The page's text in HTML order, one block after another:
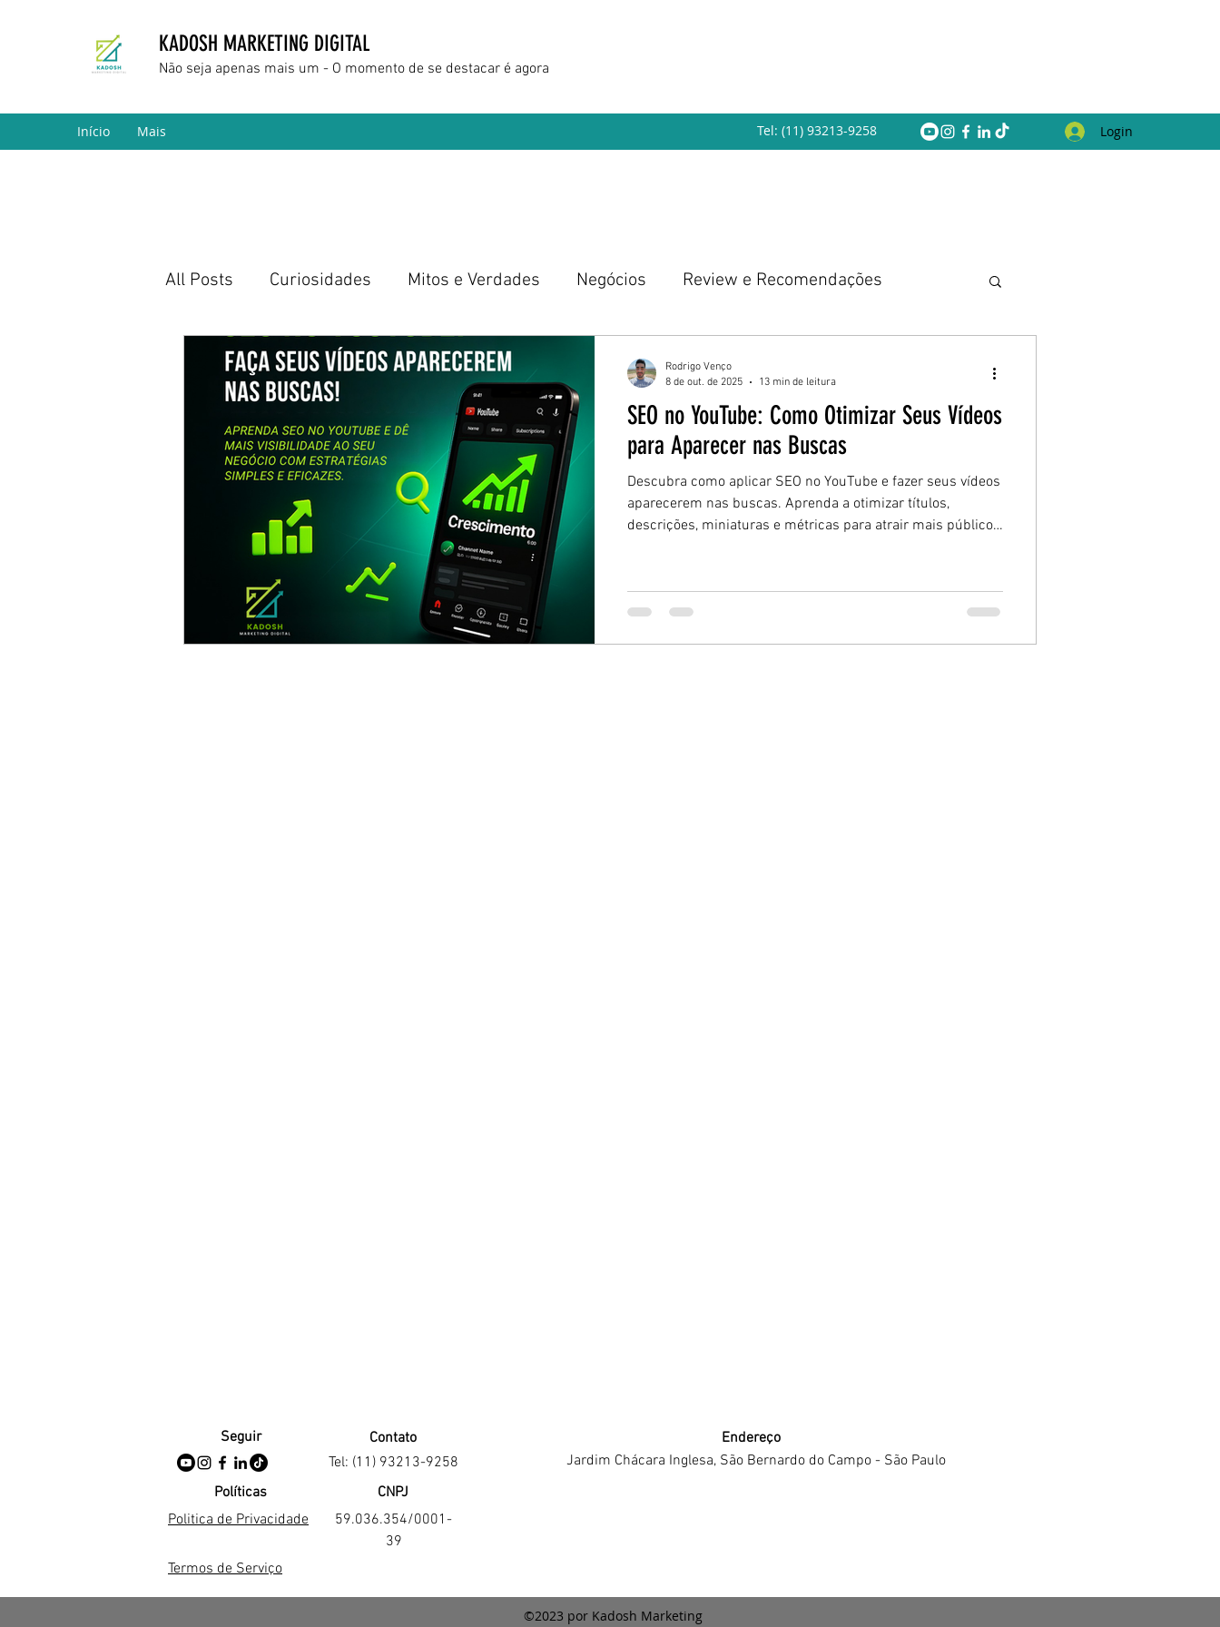
KADOSH MARKETING DIGITAL
Não seja apenas mais um - O momento de se destacar é agora
Início Mais Tel: (11) 93213-9258 Login
All Posts Curiosidades Mitos e Verdades Negócios Review e Recomendações
Marketing Digital Empreendedorismo
SEO no YouTube: Como Otimizar Seus Vídeos
para Aparecer nas Buscas
Descubra como aplicar SEO no YouTube e fazer seus vídeos
aparecerem nas buscas. Aprenda a otimizar títulos,
descrições, miniaturas e métricas para atrair mais público
Rodrigo Venço
8 de out. de 2025
13 min de leitura
Seguir
Políticas
Politica de Privacidade
Contato
Tel: (11) 93213-9258
CNPJ
59.036.354/0001-
39
Endereço
Jardim Chácara Inglesa, São Bernardo do Campo - São Paulo
Termos de Serviço
©2023 por Kadosh Marketing